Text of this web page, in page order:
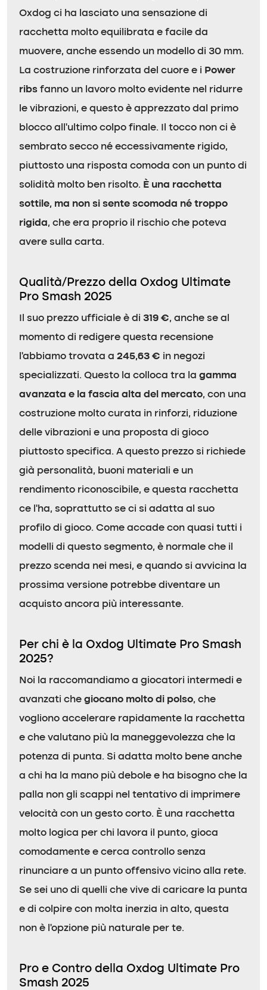
Oxdog ci ha lasciato una sensazione di
racchetta molto equilibrata e facile da
muovere, anche essendo un modello di 30 mm.
La costruzione rinforzata del cuore e i Power
ribs fanno un lavoro molto evidente nel ridurre
le vibrazioni, e questo è apprezzato dal primo
blocco all’ultimo colpo finale. Il tocco non ci è
sembrato secco né eccessivamente rigido,
piuttosto una risposta comoda con un punto di
solidità molto ben risolto. È una racchetta
sottile, ma non si sente scomoda né troppo
rigida, che era proprio il rischio che poteva
avere sulla carta.
Qualità/Prezzo della Oxdog Ultimate
Pro Smash 2025
Il suo prezzo ufficiale è di 319 €, anche se al
momento di redigere questa recensione
l’abbiamo trovata a 245,63 € in negozi
specializzati. Questo la colloca tra la gamma
avanzata e la fascia alta del mercato, con una
costruzione molto curata in rinforzi, riduzione
delle vibrazioni e una proposta di gioco
piuttosto specifica. A questo prezzo si richiede
già personalità, buoni materiali e un
rendimento riconoscibile, e questa racchetta
ce l’ha, soprattutto se ci si adatta al suo
profilo di gioco. Come accade con quasi tutti i
modelli di questo segmento, è normale che il
prezzo scenda nei mesi, e quando si avvicina la
prossima versione potrebbe diventare un
acquisto ancora più interessante.
Per chi è la Oxdog Ultimate Pro Smash
2025?
Noi la raccomandiamo a giocatori intermedi e
avanzati che giocano molto di polso, che
vogliono accelerare rapidamente la racchetta
e che valutano più la maneggevolezza che la
potenza di punta. Si adatta molto bene anche
a chi ha la mano più debole e ha bisogno che la
palla non gli scappi nel tentativo di imprimere
velocità con un gesto corto. È una racchetta
molto logica per chi lavora il punto, gioca
comodamente e cerca controllo senza
rinunciare a un punto offensivo vicino alla rete.
Se sei uno di quelli che vive di caricare la punta
e di colpire con molta inerzia in alto, questa
non è l’opzione più naturale per te.
Pro e Contro della Oxdog Ultimate Pro
Smash 2025